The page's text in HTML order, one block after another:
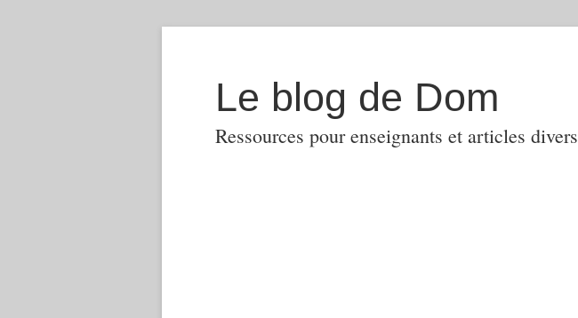
Le blog de Dom
Ressources pour enseignants et articles divers